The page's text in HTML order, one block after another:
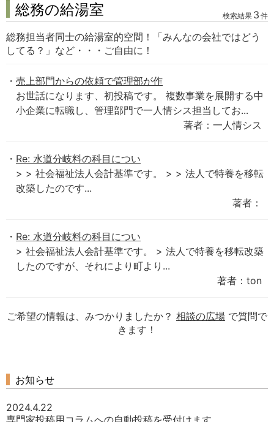
総務の給湯室 検索結果 3 件
総務担当者同士の給湯室的空間！「みんなの会社ではどう
してる？」など・・・ご自由に！
売上部門からの依頼で管理部が作
お世話になります、初投稿です。 複数事業を展開する中
小企業に転職し、管理部門で一人情シス担当してお...
著者：一人情シス
Re: 水道分岐料の科目につい
> > 社会福祉法人会計基準です。 > > 法人で特養を移転
改築したのです...
著者：
Re: 水道分岐料の科目につい
> 社会福祉法人会計基準です。 > 法人で特養を移転改築
したのですが、それにより町より...
著者：ton
ご希望の情報は、みつかりましたか？ 相談の広場 で質問で
きます！
お知らせ
2024.4.22